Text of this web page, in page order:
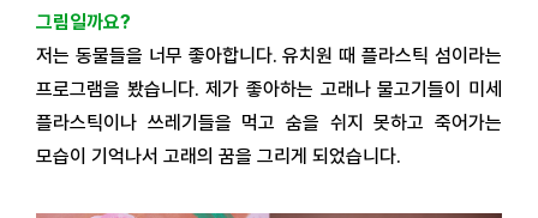
그림일까요?
저는 동물들을 너무 좋아합니다. 유치원 때 플라스틱 섬이라는
프로그램을 봤습니다. 제가 좋아하는 고래나 물고기들이 미세
플라스틱이나 쓰레기들을 먹고 숨을 쉬지 못하고 죽어가는
모습이 기억나서 고래의 꿈을 그리게 되었습니다.